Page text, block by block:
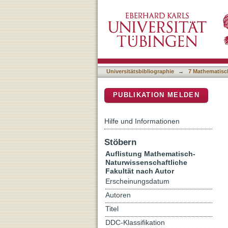
Universitätsbibliographie → 7
PUBLIKATION MELDEN
Hilfe und Informationen
Stöbern
Auflistung Mathematisch-
Naturwissenschaftliche
Fakultät nach Autor
Erscheinungsdatum
Autoren
Titel
DDC-Klassifikation